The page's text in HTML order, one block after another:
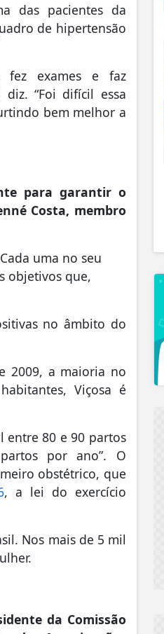
das pacientes da
de hipertensão
fez exames e faz
diz. “Foi difícil essa
bem melhor a
para garantir o
Costa, membro
uma no seu
objetivos que,
no âmbito do
2009, a maioria no
Viçosa é
entre 80 e 90 partos
por ano”. O
obstétrico, que
, a lei do exercício
Nos mais de 5 mil
da Comissão